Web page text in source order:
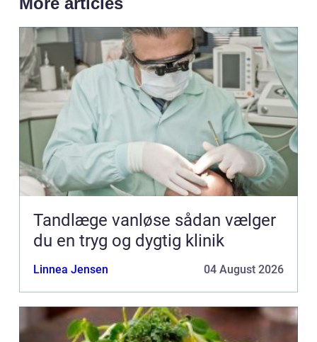
Tandlæge vanløse sådan vælger
du en tryg og dygtig klinik
Linnea Jensen 04 August 2026